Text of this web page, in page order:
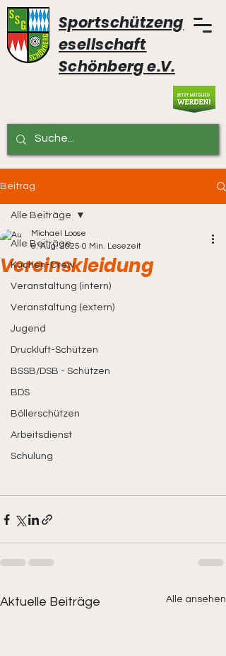
Sportschützeng
esellschaft
Schönberg e.V.
Beitrag
Alle Beiträge
Küchen-Crew
Veranstaltung (intern)
Veranstaltung (extern)
Jugend
Druckluft-Schützen
BSSB/DSB - Schützen
BDS
Böllerschützen
Arbeitsdienst
Schulung
Alle Beiträge
Vereinskleidung
Michael Loose
6. Aug. 2025 0 Min. Lesezeit
Aktuelle Beiträge Alle ansehen